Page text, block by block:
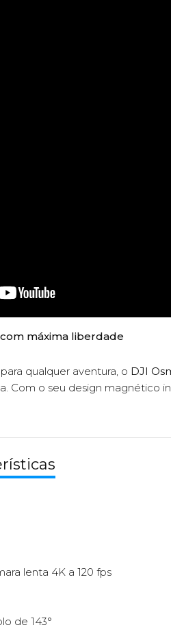
máxima liberdade
qualquer aventura, o DJI
Com o seu design magnético
lenta 4K a 120 fps
de 143°